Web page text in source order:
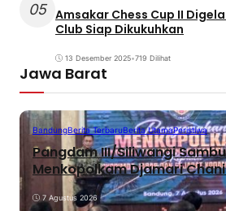
05 Amsakar Chess Cup II
Club Siap Dikukuhkan
13 Desember 2025•719 Dilihat
Jawa Barat
BandungBerita TerbaruBerita UtamaPeristiwa
Pangdam III/Siliwangi
Menkopolkam Djamari
7 Agustus 2026